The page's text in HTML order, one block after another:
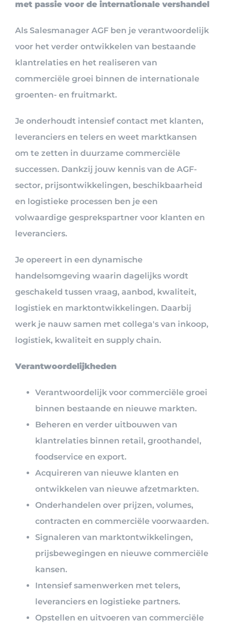
met passie voor de internationale vershandel
Als Salesmanager AGF ben je verantwoordelijk
voor het verder ontwikkelen van bestaande
klantrelaties en het realiseren van
commerciële groei binnen de internationale
groenten- en fruitmarkt.
Je onderhoudt intensief contact met klanten,
leveranciers en telers en weet marktkansen
om te zetten in duurzame commerciële
successen. Dankzij jouw kennis van de AGF-
sector, prijsontwikkelingen, beschikbaarheid
en logistieke processen ben je een
volwaardige gesprekspartner voor klanten en
leveranciers.
Je opereert in een dynamische
handelsomgeving waarin dagelijks wordt
geschakeld tussen vraag, aanbod, kwaliteit,
logistiek en marktontwikkelingen. Daarbij
werk je nauw samen met collega's van inkoop,
logistiek, kwaliteit en supply chain.
Verantwoordelijkheden
Verantwoordelijk voor commerciële groei
binnen bestaande en nieuwe markten.
Beheren en verder uitbouwen van
klantrelaties binnen retail, groothandel,
foodservice en export.
Acquireren van nieuwe klanten en
ontwikkelen van nieuwe afzetmarkten.
Onderhandelen over prijzen, volumes,
contracten en commerciële voorwaarden.
Signaleren van marktontwikkelingen,
prijsbewegingen en nieuwe commerciële
kansen.
Intensief samenwerken met telers,
leveranciers en logistieke partners.
Opstellen en uitvoeren van commerciële